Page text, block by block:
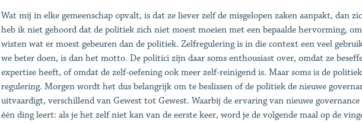
Wat mij in elke gemeenschap opvalt, is dat ze liever zelf de misgelopen zaken aanpakt, dan
heb ik niet gehoord dat de politiek zich niet moest moeien met een bepaalde hervorming,
wisten wat er moest gebeuren dan de politiek. Zelfregulering is in die context een veel
we beter doen, is dan het motto. De politici zijn daar soms enthousiast over, omdat ze
expertise heeft, of omdat de zelf-oefening ook meer zelf-reinigend is. Maar soms is de
regulering. Morgen wordt het dus belangrijk om te beslissen of de politiek de nieuwe
uitvaardigt, verschillend van Gewest tot Gewest. Waarbij de ervaring van nieuwe
één ding leert: als je het zelf niet kan van de eerste keer, word je de volgende maal op de